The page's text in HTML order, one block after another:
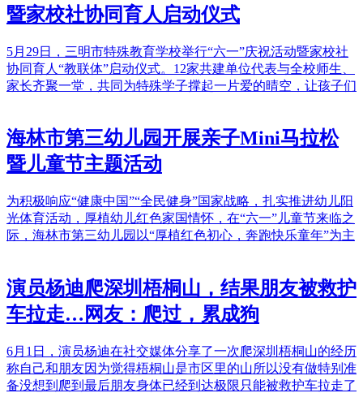
暨家校社协同育人启动仪式
5月29日，三明市特殊教育学校举行“六一”庆祝活动暨家校社
协同育人“教联体”启动仪式。12家共建单位代表与全校师生、
家长齐聚一堂，共同为特殊学子撑起一片爱的晴空，让孩子们
海林市第三幼儿园开展亲子Mini马拉松
暨儿童节主题活动
为积极响应“健康中国”“全民健身”国家战略，扎实推进幼儿阳
光体育活动，厚植幼儿红色家国情怀，在“六一”儿童节来临之
际，海林市第三幼儿园以“厚植红色初心，奔跑快乐童年”为主
演员杨迪爬深圳梧桐山，结果朋友被救护
车拉走…网友：爬过，累成狗
6月1日，演员杨迪在社交媒体分享了一次爬深圳梧桐山的经历
称自己和朋友因为觉得梧桐山是市区里的山所以没有做特别准
备没想到爬到最后朋友身体已经到达极限只能被救护车拉走了